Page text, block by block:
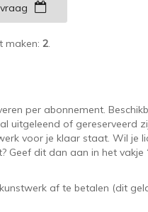
maken: 2
per abonnement.
uitgeleend of gereserveerd
voor je klaar staat. Wil je
dit dan aan in het vakje
af te betalen (dit